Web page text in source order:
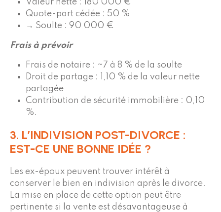
Valeur nette : 180 000 €
Quote-part cédée : 50 %
→ Soulte : 90 000 €
Frais à prévoir
Frais de notaire : ~7 à 8 % de la soulte
Droit de partage : 1,10 % de la valeur nette
partagée
Contribution de sécurité immobilière : 0,10
%.
3. L’INDIVISION POST-DIVORCE :
EST-CE UNE BONNE IDÉE ?
Les ex-époux peuvent trouver intérêt à
conserver le bien en indivision après le divorce.
La mise en place de cette option peut être
pertinente si la vente est désavantageuse à